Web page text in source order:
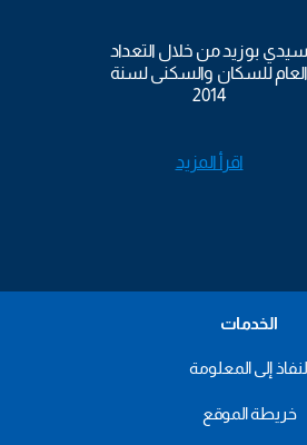
سيدي بوزيد من خلال التعداد
العام للسكان والسكنى لسنة
2014
اقرأ المزيد
الخدمات
إلى المعلومة
خريطة الموقع